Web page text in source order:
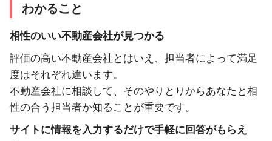
わかること
相性のいい不動産会社が見つかる
評価の高い不動産会社とはいえ、担当者によって満足
度はそれぞれ違います。
不動産会社に相談して、そのやりとりからあなたと相
性の合う担当者か知ることが重要です。
サイトに情報を入力するだけで手軽に回答がもらえ